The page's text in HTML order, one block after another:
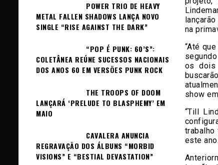
na
“Até
os dois
show
“Till
este ano.
POWER TRIO DE HEAVY
METAL FALLEN SHADOWS LANÇA NOVO
SINGLE “RISE AGAINST THE DARK”
“POP É PUNK: 60’S”:
COLETÂNEA REÚNE SUCESSOS NACIONAIS
DOS ANOS 60 EM VERSÕES PUNK ROCK
THE TROOPS OF DOOM
LANÇARÁ ‘PRELUDE TO BLASPHEMY’ EM
MAIO
CAVALERA ANUNCIA
REGRAVAÇÃO DOS ÁLBUNS “MORBID
VISIONS” E “BESTIAL DEVASTATION”